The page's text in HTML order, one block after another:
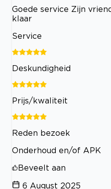
Goede service Zijn
klaar
Service
Deskundigheid
Prijs/kwaliteit
Reden bezoek
Onderhoud en/of APK
Beveelt aan
6 August 2025